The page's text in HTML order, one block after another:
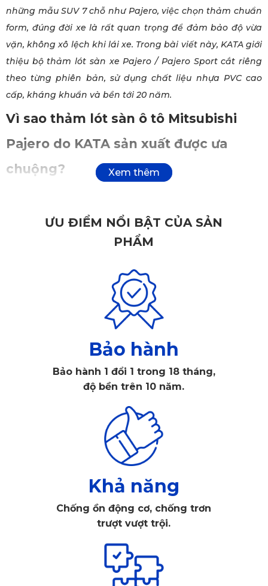
những mẫu SUV 7 chỗ như Pajero, việc chọn thảm chuẩn
form, đúng đời xe là rất quan trọng để đảm bảo độ vừa
vặn, không xô lệch khi lái xe. Trong bài viết này, KATA giới
thiệu bộ thảm lót sàn xe Pajero / Pajero Sport cắt riêng
theo từng phiên bản, sử dụng chất liệu nhựa PVC cao
cấp, kháng khuẩn và bền tới 20 năm.
Vì sao thảm lót sàn ô tô Mitsubishi
Pajero do KATA sản xuất được ưa
chuộng?
các thị trường quốc tế. Hãy khám phá những tính năng nổi
bật của thảm lót sàn ô tô KATA, và tại sao sản phẩm này là
✔️ Thảm lót sàn Mitsubishi Pajero an toàn và
Thảm lót sàn ô tô Mitsubishi
Pajero do KATA sản xuất là
một trong những lựa chọn hàng đầu cho chủ xe nhờ vào
tính an toàn và tính thông minh của sản phẩm. Được làm
từ chất liệu PVC cao cấp, thảm lót sàn KATA đảm bảo
không chỉ bền bỉ và dẻo dai mà còn an toàn khi sử dụng.
Chất liệu đã được chứng nhận an toàn bởi SGS Châu Âu,
điều này càng thể hiện rõ hơn cam kết không chứa các
hợp chất độc hại, thân thiện với môi trường và không gây
hại cho sức khỏe người dùng.
ƯU ĐIỂM NỔI BẬT CỦA SẢN
PHẨM
Bảo hành
Bảo hành 1 đổi 1 trong 18 tháng,
độ bền trên 10 năm.
Khả năng
Chống ồn động cơ, chống trơn
trượt vượt trội.